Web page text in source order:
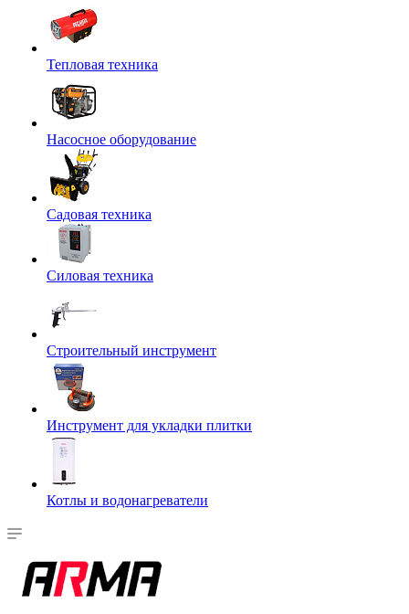
Тепловая техника
Насосное оборудование
Садовая техника
Силовая техника
Строительный инструмент
Инструмент для укладки плитки
Котлы и водонагреватели